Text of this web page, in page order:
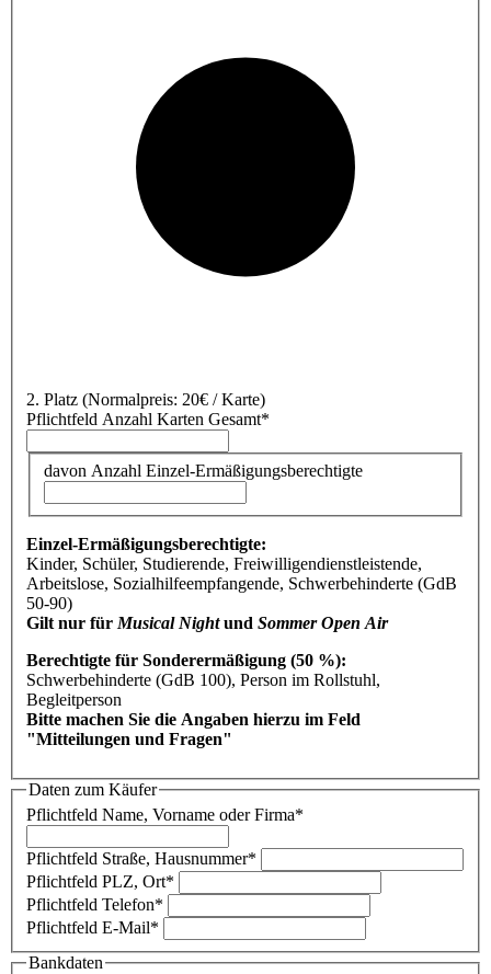
2. Platz (Normalpreis: 20€ / Karte)
Pflichtfeld Anzahl Karten Gesamt*
davon Anzahl Einzel-Ermäßigungsberechtigte
Einzel-Ermäßigungsberechtigte:
Kinder, Schüler, Studierende, Freiwilligendienstleistende,
Arbeitslose, Sozialhilfeempfangende, Schwerbehinderte (GdB
50-90)
Gilt nur für Musical Nightund Sommer Open Air
Berechtigte für Sonderermäßigung (50 %):
Schwerbehinderte (GdB 100), Person im Rollstuhl,
Begleitperson
Bitte machen Sie die Angaben hierzu im Feld
"Mitteilungen und Fragen"
Daten zum Käufer
Pflichtfeld Name, Vorname oder Firma*
Pflichtfeld Straße, Hausnummer*
Pflichtfeld PLZ, Ort*
Pflichtfeld Telefon*
Pflichtfeld E-Mail*
Bankdaten